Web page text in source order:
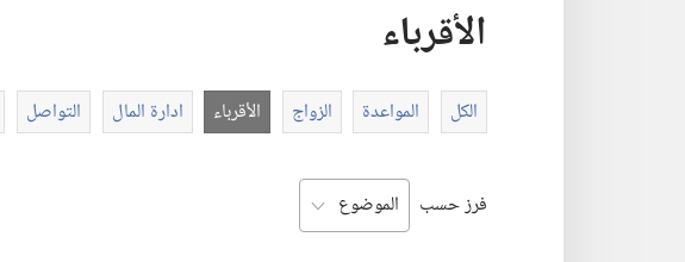
الأقرباء
الكل المواعدة الزواج الأقرباء ادارة المال التواصل
فرز حسب